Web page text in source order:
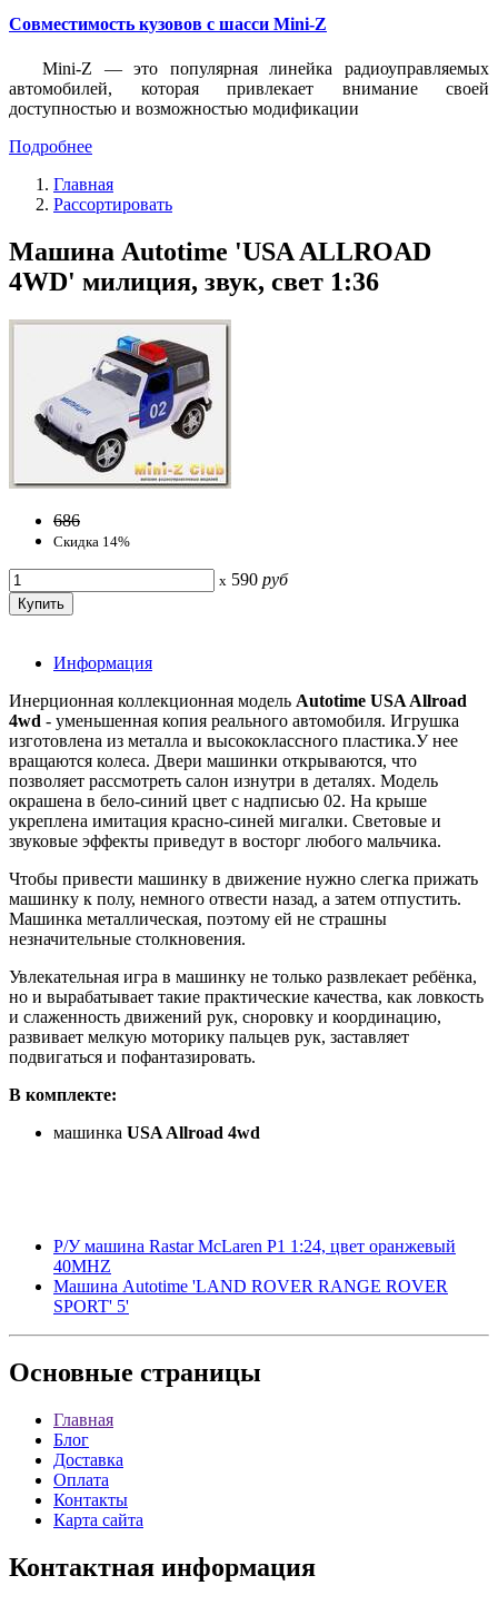
Совместимость кузовов с шасси Mini-Z
Mini-Z — это популярная линейка радиоуправляемых
автомобилей, которая привлекает внимание своей
доступностью и возможностью модификации
Подробнее
Главная
Рассортировать
Машина Autotime 'USA ALLROAD
4WD' милиция, звук, свет 1:36
686
Скидка 14%
x 590 руб
Информация
Инерционная коллекционная модель Autotime USA Allroad
4wd - уменьшенная копия реального автомобиля. Игрушка
изготовлена из металла и высококлассного пластика.У нее
вращаются колеса. Двери машинки открываются, что
позволяет рассмотреть салон изнутри в деталях. Модель
окрашена в бело-синий цвет с надписью 02. На крыше
укреплена имитация красно-синей мигалки. Световые и
звуковые эффекты приведут в восторг любого мальчика.
Чтобы привести машинку в движение нужно слегка прижать
машинку к полу, немного отвести назад, а затем отпустить.
Машинка металлическая, поэтому ей не страшны
незначительные столкновения.
Увлекательная игра в машинку не только развлекает ребёнка,
но и вырабатывает такие практические качества, как ловкость
и слаженность движений рук, сноровку и координацию,
развивает мелкую моторику пальцев рук, заставляет
подвигаться и пофантазировать.
В комплекте:
машинка USA Allroad 4wd
Р/У машина Rastar McLaren P1 1:24, цвет оранжевый
40MHZ
Машина Autotime 'LAND ROVER RANGE ROVER
SPORT' 5'
Основные страницы
Главная
Блог
Доставка
Оплата
Контакты
Карта сайта
Контактная информация